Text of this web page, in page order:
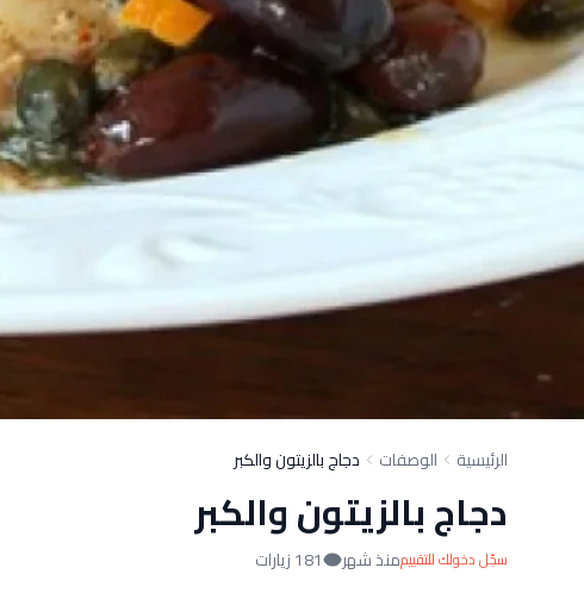
الرئيسية الوصفات دجاج بالزيتون والكبر
دجاج بالزيتون والكبر
سجّل دخولك للتقييممنذ شهر 181 زيارات